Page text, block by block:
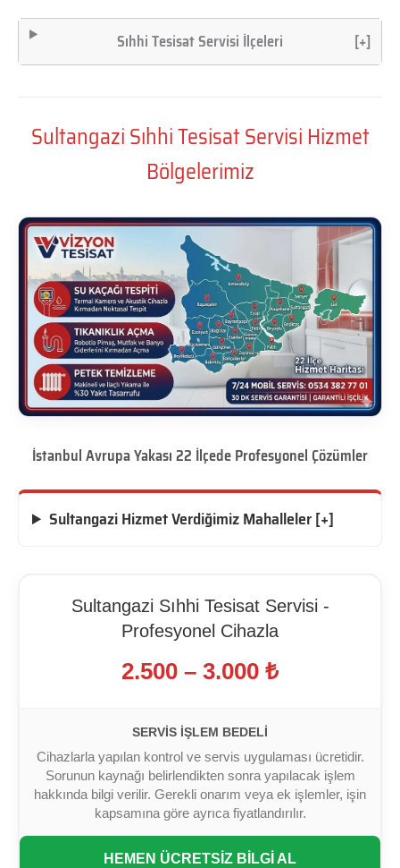
Sıhhi Tesisat Servisi İlçeleri [+]
Sultangazi Sıhhi Tesisat Servisi Hizmet
Bölgelerimiz
İstanbul Avrupa Yakası 22 İlçede Profesyonel Çözümler
Sultangazi Hizmet Verdiğimiz Mahalleler [+]
Sultangazi Sıhhi Tesisat Servisi -
Profesyonel Cihazla
2.500 – 3.000 ₺
SERVIS İŞLEM BEDELI
Cihazlarla yapılan kontrol ve servis uygulaması ücretidir.
Sorunun kaynağı belirlendikten sonra yapılacak işlem
hakkında bilgi verilir. Gerekli onarım veya ek işlemler, işin
kapsamına göre ayrıca fiyatlandırılır.
HEMEN ÜCRETSİZ BİLGİ AL